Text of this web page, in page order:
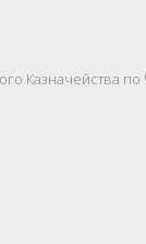
Казначейства по